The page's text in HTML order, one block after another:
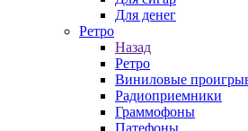
Для денег
Ретро
Назад
Ретро
Виниловые
Радиоприемники
Граммофоны
Патефоны